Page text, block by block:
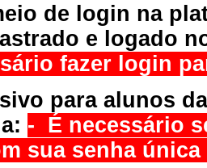
de login na
e logado
fazer login
para alunos
- É necessário
sua senha